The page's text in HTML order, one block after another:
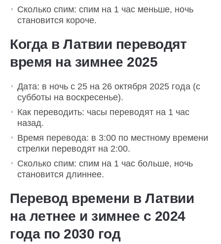
Сколько спим: спим на 1 час меньше, ночь
становится короче.
Когда в Латвии переводят
время на зимнее 2025
Дата: в ночь с 25 на 26 октября 2025 года (с
субботы на воскресенье).
Как переводить: часы переводят на 1 час
назад.
Время перевода: в 3:00 по местному времени
стрелки переводят на 2:00.
Сколько спим: спим на 1 час больше, ночь
становится длиннее.
Перевод времени в Латвии
на летнее и зимнее с 2024
года по 2030 год